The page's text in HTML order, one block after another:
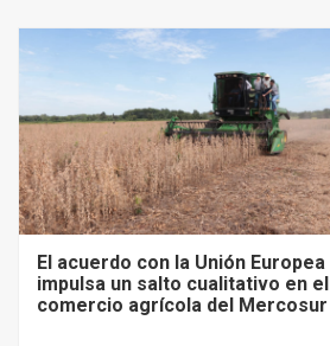
El acuerdo con la Unión Europea
impulsa un salto cualitativo en el
comercio agrícola del Mercosur